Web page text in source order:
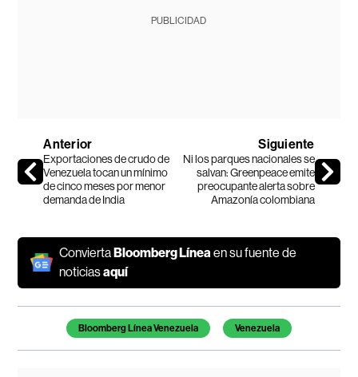
PUBLICIDAD
Anterior
Exportaciones de crudo de
Venezuela tocan un mínimo
de cinco meses por menor
demanda de India
Siguiente
Ni los parques nacionales se
salvan: Greenpeace emite
preocupante alerta sobre
Amazonía colombiana
ConviertaBloomberg Línea en su fuente de
noticiasaquí
Temas de este artículo
Bloomberg Línea Venezuela Venezuela